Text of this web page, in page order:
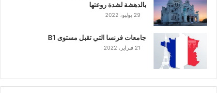
بالدهشة لشدة روعتها
29 يوليو، 2022
جامعات فرنسا التي تقبل مستوى B1
21 فبراير، 2022